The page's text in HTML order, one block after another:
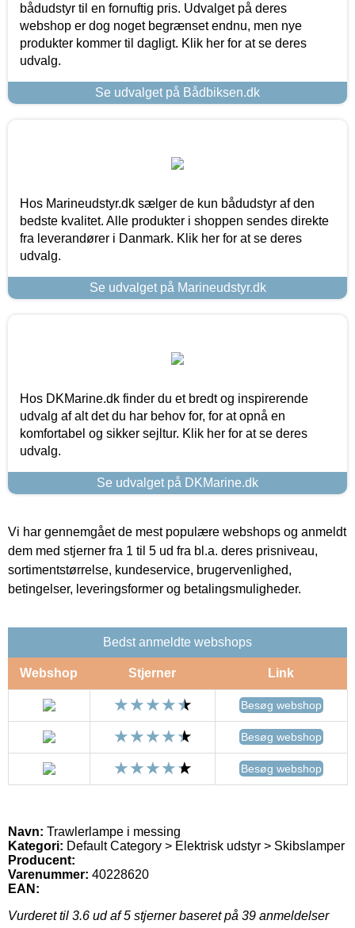
bådudstyr til en fornuftig pris. Udvalget på deres
webshop er dog noget begrænset endnu, men nye
produkter kommer til dagligt. Klik her for at se deres
udvalg.
Se udvalget på Bådbiksen.dk
Hos Marineudstyr.dk sælger de kun bådudstyr af den
bedste kvalitet. Alle produkter i shoppen sendes direkte
fra leverandører i Danmark. Klik her for at se deres
udvalg.
Se udvalget på Marineudstyr.dk
Hos DKMarine.dk finder du et bredt og inspirerende
udvalg af alt det du har behov for, for at opnå en
komfortabel og sikker sejltur. Klik her for at se deres
udvalg.
Se udvalget på DKMarine.dk
Vi har gennemgået de mest populære webshops og anmeldt
dem med stjerner fra 1 til 5 ud fra bl.a. deres prisniveau,
sortimentstørrelse, kundeservice, brugervenlighed,
betingelser, leveringsformer og betalingsmuligheder.
Bedst anmeldte webshops
Webshop Stjerner Link
Besøg webshop
Besøg webshop
Besøg webshop
Navn: Trawlerlampe i messing
Kategori: Default Category > Elektrisk udstyr > Skibslamper
Producent:
Varenummer: 40228620
EAN:
Vurderet til 3.6 ud af 5 stjerner baseret på 39 anmeldelser